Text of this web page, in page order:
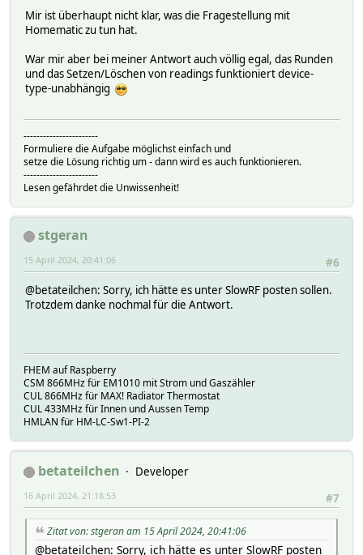
Mir ist überhaupt nicht klar, was die Fragestellung mit
Homematic zu tun hat.
War mir aber bei meiner Antwort auch völlig egal, das Runden
und das Setzen/Löschen von readings funktioniert device-
type-unabhängig
-----------------------
Formuliere die Aufgabe möglichst einfach und
setze die Lösung richtig um - dann wird es auch funktionieren.
-----------------------
Lesen gefährdet die Unwissenheit!
stgeran
#6
15 April 2024, 20:41:06
@betateilchen: Sorry, ich hätte es unter SlowRF posten sollen.
Trotzdem danke nochmal für die Antwort.
FHEM auf Raspberry
CSM 866MHz für EM1010 mit Strom und Gaszähler
CUL 866MHz für MAX! Radiator Thermostat
CUL 433MHz für Innen und Aussen Temp
HMLAN für HM-LC-Sw1-PI-2
betateilchen
Developer
#7
16 April 2024, 21:18:53
Zitat von: stgeran am 15 April 2024, 20:41:06
@betateilchen: Sorry, ich hätte es unter SlowRF posten